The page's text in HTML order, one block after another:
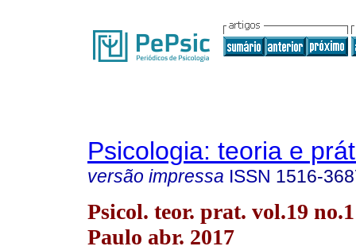
Psicologia: teoria e
versão impressa ISSN 1516-
Psicol. teor. prat. vol.19
Paulo abr. 2017